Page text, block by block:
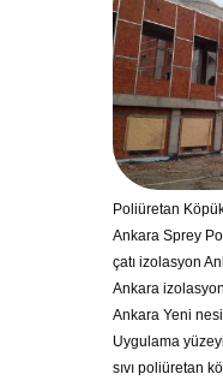
Poliüretan
Ankara Sprey
çatı izolasyon
Ankara
Ankara Yeni
Uygulama
sıvı poliüretan